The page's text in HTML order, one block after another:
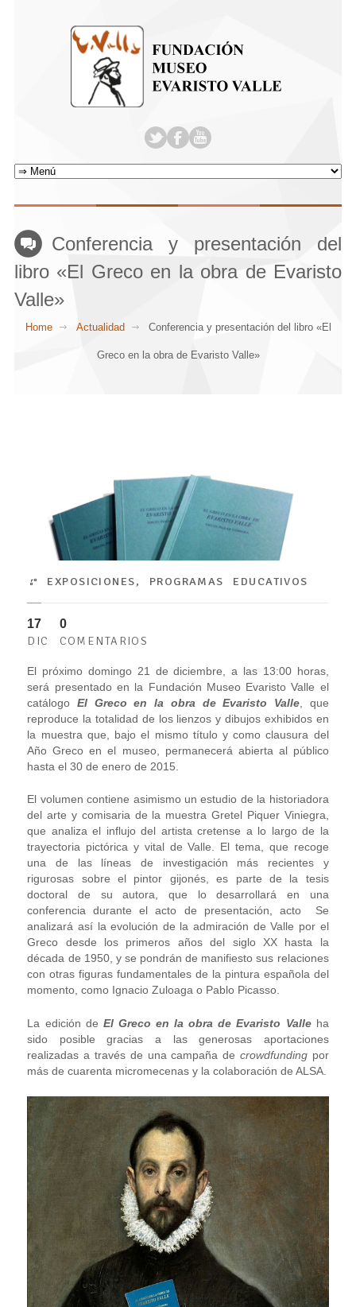
Conferencia y presentación del
libro «El Greco en la obra de Evaristo
Valle»
Home Actualidad Conferencia y presentación del libro «El
Greco en la obra de Evaristo Valle»
EXPOSICIONES, PROGRAMAS EDUCATIVOS
17
DIC
0
COMENTARIOS
El próximo domingo 21 de diciembre, a las 13:00 horas,
será presentado en la Fundación Museo Evaristo Valle el
catálogoEl Greco en la obra de Evaristo Valle, que
reproduce la totalidad de los lienzos y dibujos exhibidos en
la muestra que, bajo el mismo título y como clausura del
Año Greco en el museo, permanecerá abierta al público
hasta el 30 de enero de 2015.
El volumen contiene asimismo un estudio de la historiadora
del arte y comisaria de la muestra Gretel Piquer Viniegra,
que analiza el influjo del artista cretense a lo largo de la
trayectoria pictórica y vital de Valle. El tema, que recoge
una de las líneas de investigación más recientes y
rigurosas sobre el pintor gijonés, es parte de la tesis
doctoral de su autora, que lo desarrollará en una
conferencia durante el acto de presentación, acto Se
analizará así la evolución de la admiración de Valle por el
Greco desde los primeros años del siglo XX hasta la
década de 1950, y se pondrán de manifiesto sus relaciones
con otras figuras fundamentales de la pintura española del
momento, como Ignacio Zuloaga o Pablo Picasso.
La edición de El Greco en la obra de Evaristo Valleha
sido posible gracias a las generosas aportaciones
realizadas a través de una campaña de crowdfundingpor
más de cuarenta micromecenas y la colaboración de ALSA.